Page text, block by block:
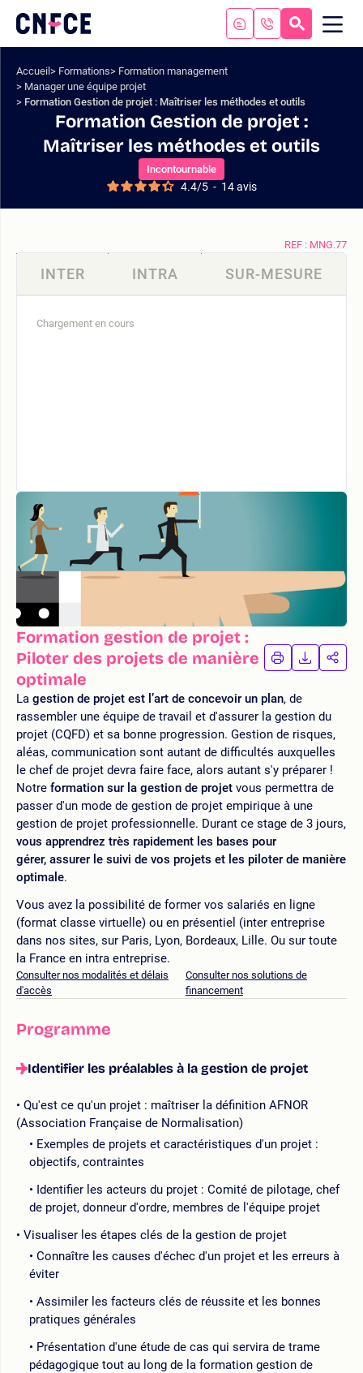
contenu
menu
Logo
site
Accueil Formations
Formation management
Manager une équipe projet
Formation Gestion de projet : Maîtriser les méthodes et outils
Incontournable
Formation Gestion de projet :
Maîtriser les méthodes et outils
4.4/5 - 14avis
Formation gestion de projet :
Piloter des projets de manière
optimale
IMPRIMER
LA
LA
La gestion de projet est l’art de concevoir un plan, de
rassembler une équipe de travail et d'assurer la gestion du
projet (CQFD) et sa bonne progression. Gestion de risques,
aléas, communication sont autant de difficultés auxquelles
le chef de projet devra faire face, alors autant s'y préparer !
Notre formation sur la gestion de projet vous permettra de
passer d'un mode de gestion de projet empirique à une
gestion de projet professionnelle. Durant ce stage de 3 jours,
vous apprendrez très rapidement les bases pour
gérer, assurer le suivi de vos projets et les piloter de manière
optimale.
Vous avez la possibilité de former vos salariés en ligne
(format classe virtuelle) ou en présentiel (inter entreprise
dans nos sites, sur Paris, Lyon, Bordeaux, Lille. Ou sur toute
la France en intra entreprise.
Consulter nos modalités et délais
d'accès
Consulter nos solutions de
financement
Programme
Identifier les préalables à la gestion de projet
Qu'est ce qu'un projet : maîtriser la définition AFNOR
(Association Française de Normalisation)
Exemples de projets et caractéristiques d'un projet :
objectifs, contraintes
Identifier les acteurs du projet : Comité de pilotage, chef
de projet, donneur d'ordre, membres de l'équipe projet
Visualiser les étapes clés de la gestion de projet
Connaître les causes d'échec d'un projet et les erreurs à
éviter
Assimiler les facteurs clés de réussite et les bonnes
pratiques générales
Présentation d'une étude de cas qui servira de trame
pédagogique tout au long de la formation gestion de
REF : MNG.77
INTER INTRA SUR-MESURE